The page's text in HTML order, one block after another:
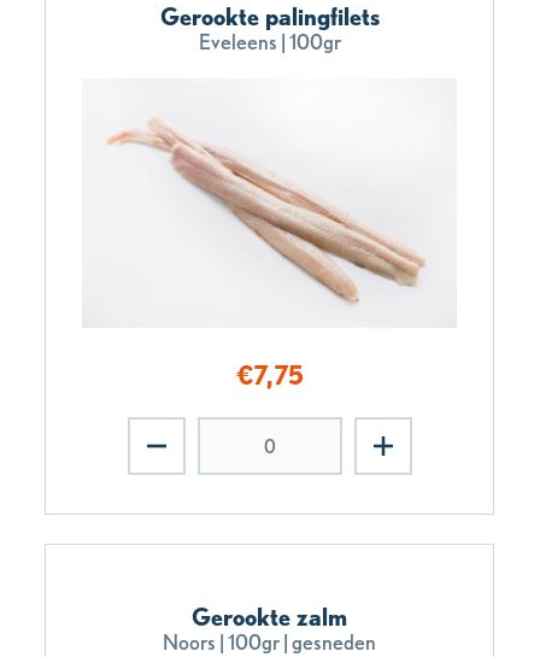
Gerookte palingfilets
Eveleens | 100gr
€7,75
Gerookte zalm
Noors | 100gr | gesneden